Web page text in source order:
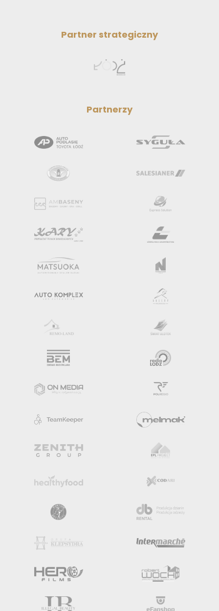
Partner strategiczny
Partnerzy